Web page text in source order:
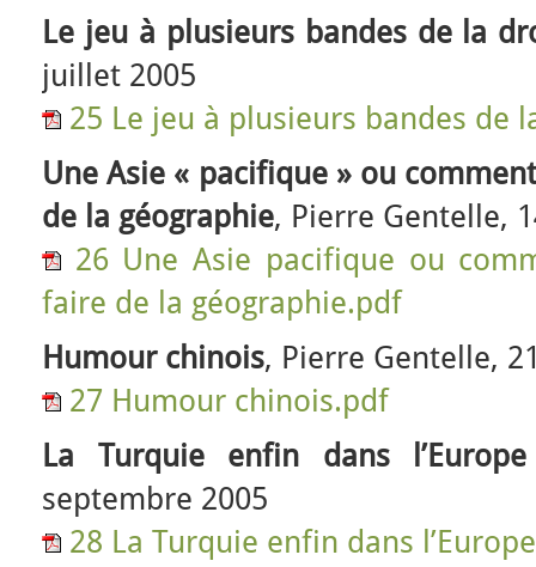
Le jeu à plusieurs bandes de la
juillet 2005
25 Le jeu à plusieurs bandes de
Une Asie « pacifique » ou
de la géographie, Pierre Gentelle,
26 Une Asie pacifique ou
faire de la géographie.pdf
Humour chinois, Pierre Gentelle,
27 Humour chinois.pdf
La Turquie enfin dans
septembre 2005
28 La Turquie enfin dans